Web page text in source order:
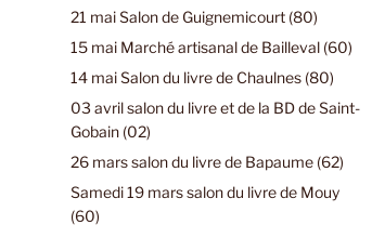
21 mai Salon de Guignemicourt (80)
15 mai Marché artisanal de Bailleval (60)
14 mai Salon du livre de Chaulnes (80)
03 avril salon du livre et de la BD de Saint-
Gobain (02)
26 mars salon du livre de Bapaume (62)
Samedi 19 mars salon du livre de Mouy
(60)